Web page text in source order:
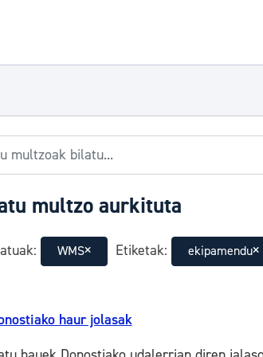
multzo aurkituta
WMS Etiketak: ekipamendu
haur jolasak